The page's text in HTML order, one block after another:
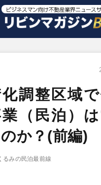
調整区域
（民泊）
か？(前編)
るみの民泊最前線